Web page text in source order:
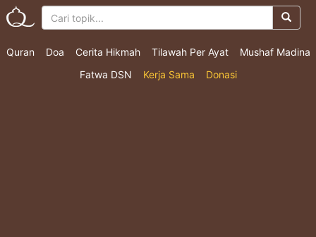
Quran Doa Cerita Hikmah Tilawah Per Ayat
Mushaf Madina
Fatwa DSN
Kerja Sama Donasi